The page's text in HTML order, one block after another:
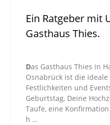
Ein Ratgeber mit
Gasthaus Thies.
Das Gasthaus Thies in
Osnabrück ist die
Festlichkeiten und
Geburtstag, Deine
Taufe, eine
h …